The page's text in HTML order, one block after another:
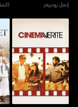
إنجل رودريغز
سينما فيريت